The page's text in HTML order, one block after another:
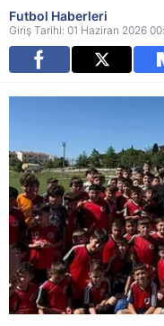
Futbol Haberleri
Giriş Tarihi: 01 Haziran 2026